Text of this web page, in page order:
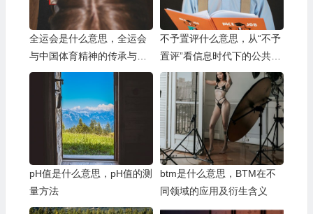
全运会是什么意思，全运会
与中国体育精神的传承与发
展
不予置评什么意思，从“不予
置评”看信息时代下的公共沟
通策略
pH值是什么意思，pH值的测
量方法
btm是什么意思，BTM在不
同领域的应用及衍生含义